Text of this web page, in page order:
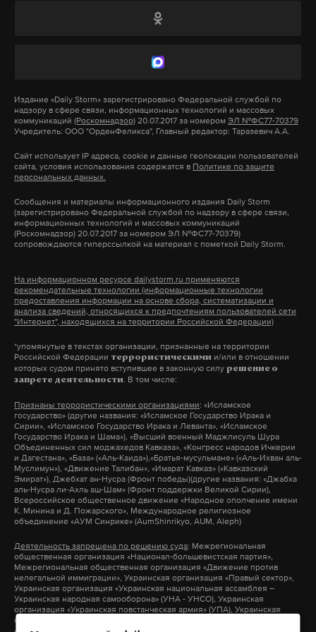
президента Николаса Мадуро Путин преподнес
Боливара. «Это очень красивый жест с его
отметил Мадуро.
На свой юбилей лидер КПРФ Геннадий Зюганов
героя» Василия Чапаева. «В прошлый раз вы
«Манифест» подарили, сегодня — Чапаева. Это
Зюганов. «Времена такие, знаете, надо как-то
ориентироваться на это направление», –
аргументировал Путин свой жест.
Президенту Египта Ас-Сиси перед
года Путин вручил автомат Калашникова. На
встрече глав государств должна была решиться
судьба дальнейших отношений между Россией и
Египтом.
объяснил
использовании банками дешевых банкоматов. «У
аппаратов. И это, конечно, проблема банка, он
должен сам заботиться о защите своих средств», –
может принудить банки покупать дорогие
устройства.
Эксперт посоветовал пользоваться банкоматами
без функции приема наличных. Шанс получить
проверку.
Подпишитесь на Daily Storm вMAX. Он
работает там, где тормозит интернет.
А еще мы есть вTelegram, ДзениVK
Макс Telegram
Дзен VK
Фото: © Агентство «Москва»
Издание «Daily Storm» зарегистрировано Федеральной службой по
надзору в сфере связи, информационных технологий и массовых
коммуникаций (Роскомнадзор) 20.07.2017 за номером ЭЛ №ФС77-70379
Учредитель: ООО "ОрденФеликса", Главный редактор: Таразевич А.А.
Сайт использует IP адреса, cookie и данные геолокации пользователей
сайта, условия использования содержатся в Политике по защите
персональных данных.
Сообщения и материалы информационного издания Daily Storm
(зарегистрировано Федеральной службой по надзору в сфере связи,
информационных технологий и массовых коммуникаций
(Роскомнадзор) 20.07.2017 за номером ЭЛ №ФС77-70379)
сопровождаются гиперссылкой на материал с пометкой Daily Storm.
На информационном ресурсе dailystorm.ru применяются
рекомендательные технологии (информационные технологии
предоставления информации на основе сбора, систематизации и
анализа сведений, относящихся к предпочтениям пользователей сети
"Интернет", находящихся на территории Российской Федерации)
*упомянутые в текстах организации, признанные на территории
Российской Федерации террористическими и/или в отношении
которых судом принято вступившее в законную силу решение о
запрете деятельности. В том числе:
Признаны террористическими организациями: «Исламское
государство» (другие названия: «Исламское Государство Ирака и
Сирии», «Исламское Государство Ирака и Леванта», «Исламское
Государство Ирака и Шама»), «Высший военный Маджлисуль Шура
Объединенных сил моджахедов Кавказа», «Конгресс народов Ичкерии
и Дагестана», «База» («Аль-Каида»),«Братья-мусульмане» («Аль-Ихван аль-
Муслимун»), «Движение Талибан», «Имарат Кавказ» («Кавказский
Эмират»), Джебхат ан-Нусра (Фронт победы)(другие названия: «Джабха
аль-Нусра ли-Ахль аш-Шам» (Фронт поддержки Великой Сирии),
Всероссийское общественное движение «Народное ополчение имени
К. Минина и Д. Пожарского», Международное религиозное
объединение «АУМ Синрике» (AumShinrikyo, AUM, Aleph)
Деятельность запрещена по решению суда: Межрегиональная
общественная организация «Национал-большевистская партия»,
Межрегиональная общественная организация «Движение против
нелегальной иммиграции», Украинская организация «Правый сектор»,
Украинская организация «Украинская национальная ассамблея –
Украинская народная самооборона» (УНА - УНСО), Украинская
организация «Украинская повстанческая армия» (УПА), Украинская
организация «Тризуб им. Степана Бандеры», Украинская организация